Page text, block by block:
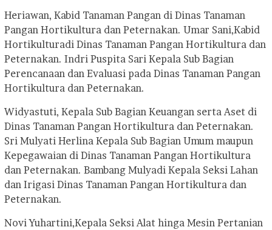
Heriawan, Kabid Tanaman Pangan di Dinas Tanaman
Pangan Hortikultura dan Peternakan. Umar Sani,Kabid
Hortikulturadi Dinas Tanaman Pangan Hortikultura dan
Peternakan. Indri Puspita Sari Kepala Sub Bagian
Perencanaan dan Evaluasi pada Dinas Tanaman Pangan
Hortikultura dan Peternakan.
Widyastuti, Kepala Sub Bagian Keuangan serta Aset di
Dinas Tanaman Pangan Hortikultura dan Peternakan.
Sri Mulyati Herlina Kepala Sub Bagian Umum maupun
Kepegawaian di Dinas Tanaman Pangan Hortikultura
dan Peternakan. Bambang Mulyadi Kepala Seksi Lahan
dan Irigasi Dinas Tanaman Pangan Hortikultura dan
Peternakan.
Novi Yuhartini,Kepala Seksi Alat hinga Mesin Pertanian